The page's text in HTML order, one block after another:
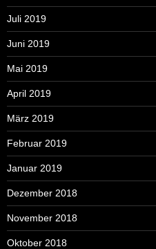
Juli 2019
Juni 2019
Mai 2019
April 2019
März 2019
Februar 2019
Januar 2019
Dezember 2018
November 2018
Oktober 2018